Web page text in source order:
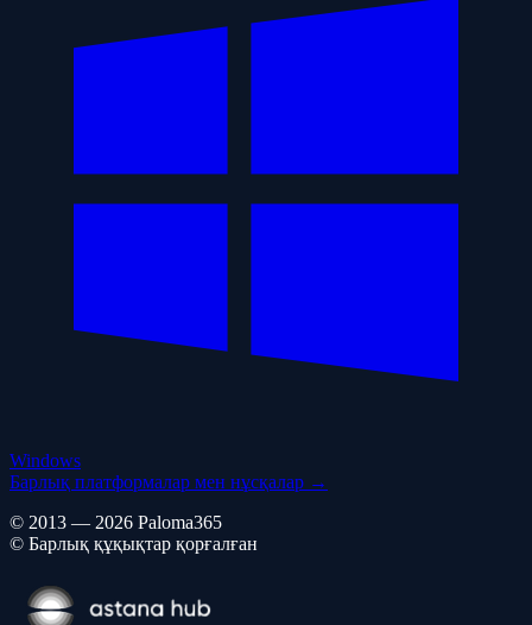
Windows
Барлық платформалар мен нұсқалар →
© 2013 — 2026 Paloma365
© Барлық құқықтар қорғалған